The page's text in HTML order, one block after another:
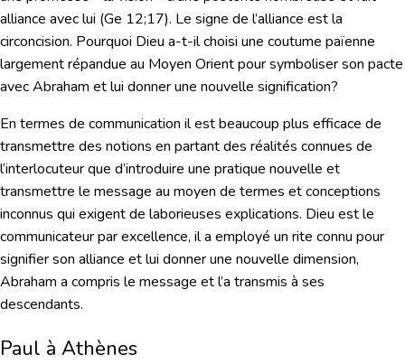
alliance avec lui (Ge 12;17). Le signe de l’alliance est la
circoncision. Pourquoi Dieu a-t-il choisi une coutume païenne
largement répandue au Moyen Orient pour symboliser son pacte
avec Abraham et lui donner une nouvelle signification?
En termes de communication il est beaucoup plus efficace de
transmettre des notions en partant des réalités connues de
l’interlocuteur que d’introduire une pratique nouvelle et
transmettre le message au moyen de termes et conceptions
inconnus qui exigent de laborieuses explications. Dieu est le
communicateur par excellence, il a employé un rite connu pour
signifier son alliance et lui donner une nouvelle dimension,
Abraham a compris le message et l’a transmis à ses
descendants.
Paul à Athènes